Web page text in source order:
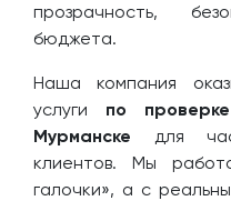
прозрачность,
бюджета.
Наша компания
услуги по
Мурманске для
клиентов. Мы
галочки», а с